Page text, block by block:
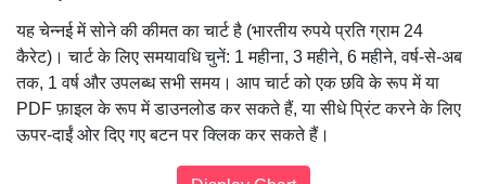
यह चेन्नई में सोने की कीमत का चार्ट है (भारतीय रुपये प्रति ग्राम 24
कैरेट)। चार्ट के लिए समयावधि चुनें: 1 महीना, 3 महीने, 6 महीने, वर्ष-से-अब
तक, 1 वर्ष और उपलब्ध सभी समय। आप चार्ट को एक छवि के रूप में या
PDF फ़ाइल के रूप में डाउनलोड कर सकते हैं, या सीधे प्रिंट करने के लिए
ऊपर-दाईं ओर दिए गए बटन पर क्लिक कर सकते हैं।